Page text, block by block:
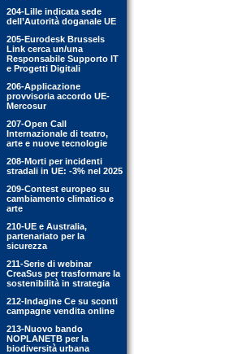
204-Lille indicata sede
dell’Autorità doganale UE
205-Eurodesk Brussels
Link cerca un/una
Responsabile Supporto IT
e Progetti Digitali
206-Applicazione
provvisoria accordo UE-
Mercosur
207-Open Call
Internazionale di teatro,
arte e nuove tecnologie
208-Morti per incidenti
stradali in UE: -3% nel 2025
209-Contest europeo su
cambiamento climatico e
arte
210-UE e Australia,
partenariato per la
sicurezza
211-Serie di webinar
CreaSus per trasformare la
sostenibilità in strategia
212-Indagine Ce su sconti
campagne vendita online
213-Nuovo bando
NOPLANETB per la
biodiversità urbana